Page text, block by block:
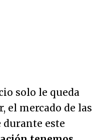
solo le queda
el mercado de las
durante este